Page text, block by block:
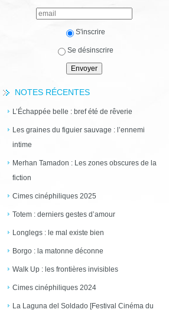
S'inscrire
Se désinscrire
NOTES RÉCENTES
L’Échappée belle : bref été de rêverie
Les graines du figuier sauvage : l’ennemi
intime
Merhan Tamadon : Les zones obscures de la
fiction
Cimes cinéphiliques 2025
Totem : derniers gestes d’amour
Longlegs : le mal existe bien
Borgo : la matonne déconne
Walk Up : les frontières invisibles
Cimes cinéphiliques 2024
La Laguna del Soldado [Festival Cinéma du